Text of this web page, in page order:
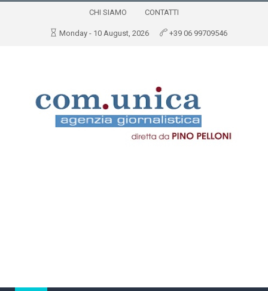
CHI SIAMO CONTATTI
Monday - 10 August, 2026 +39 06 99709546